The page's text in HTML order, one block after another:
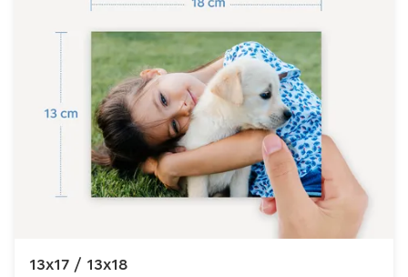
13x17 / 13x18